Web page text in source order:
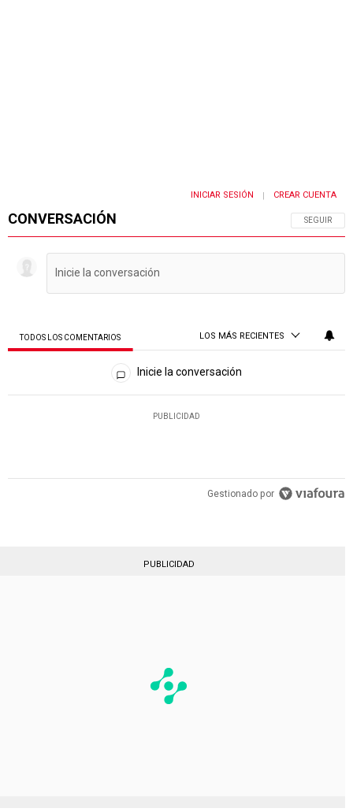
CONVERSACIÓN SIGA ESTA
SEGUIR
INICIAR SESIÓN | CREAR CUENTA
TODOS LOS COMENTARIOS LOS MÁS RECIENTES
Todos los comentarios
Inicie la conversación
PUBLICIDAD
Gestionado por
PUBLICIDAD